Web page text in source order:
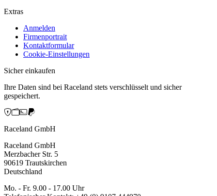
Extras
Anmelden
Firmenportrait
Kontaktformular
Cookie-Einstellungen
Sicher einkaufen
Ihre Daten sind bei Raceland stets verschlüsselt und sicher
gespeichert.
Raceland GmbH
Raceland GmbH
Merzbacher Str. 5
90619 Trautskirchen
Deutschland
Mo. - Fr. 9.00 - 17.00 Uhr